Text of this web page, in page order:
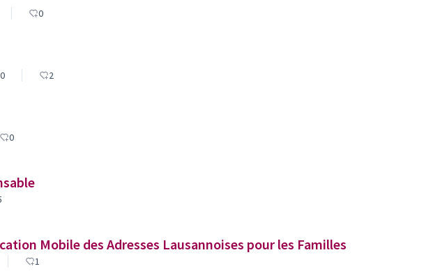
0
0 2
0
Mobile des Adresses Lausannoises pour les Familles
1